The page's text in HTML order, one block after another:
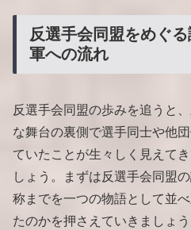
反選手会同盟をめぐ
軍への流れ
反選手会同盟の歩みを追うと
な舞台の裏側で選手同士や他
ていたことが生々しく見えて
しょう。まずは反選手会同盟
称までを一つの物語として並
たのかを押さえていきましょう